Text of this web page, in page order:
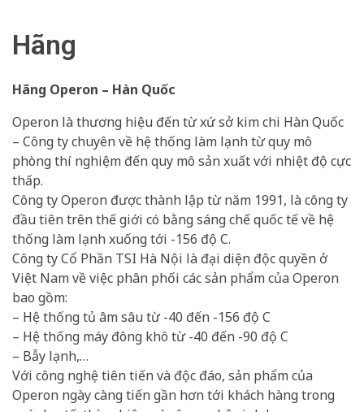
Hãng
Hãng Operon – Hàn Quốc
Operon là thương hiệu đến từ xứ sở kim chi Hàn Quốc
– Công ty chuyên về hệ thống làm lạnh từ quy mô
phòng thí nghiệm đến quy mô sản xuất với nhiệt độ cực
thấp.
Công ty Operon được thành lập từ năm 1991, là công ty
đầu tiên trên thế giới có bằng sáng chế quốc tế về hệ
thống làm lạnh xuống tới -156 độ C.
Công ty Cổ Phần TSI Hà Nội là đại diện độc quyền ở
Việt Nam về việc phân phối các sản phẩm của Operon
bao gồm:
– Hệ thống tủ âm sâu từ -40 đến -156 độ C
– Hệ thống máy đông khô từ -40 đến -90 độ C
– Bẫy lạnh,…
Với công nghệ tiên tiến và độc đáo, sản phẩm của
Operon ngày càng tiến gần hơn tới khách hàng trong